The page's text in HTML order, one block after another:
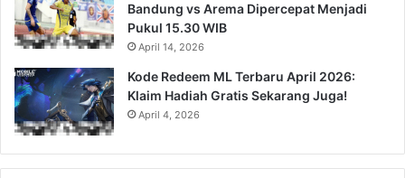
Bandung vs Arema Dipercepat Menjadi
Pukul 15.30 WIB
April 14, 2026
Kode Redeem ML Terbaru April 2026:
Klaim Hadiah Gratis Sekarang Juga!
April 4, 2026